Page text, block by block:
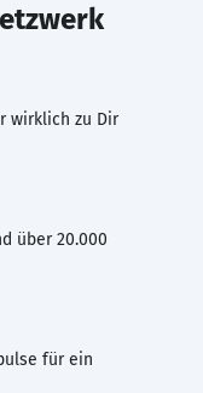
wirklich zu Dir
über 20.000
für ein